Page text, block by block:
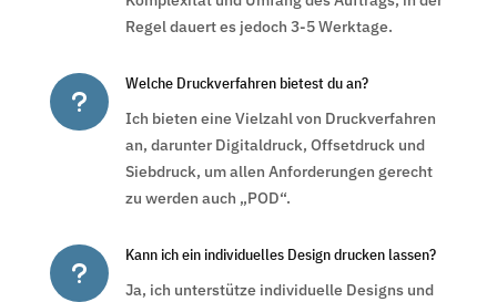
Regel dauert es jedoch 3-5 Werktage.
u
Welche Druckverfahren bietest du an?
Ich bieten eine Vielzahl von Druckverfahren
an, darunter Digitaldruck, Offsetdruck und
Siebdruck, um allen Anforderungen gerecht
zu werden auch „POD“.
u
Kann ich ein individuelles Design drucken lassen?
Ja, ich unterstütze individuelle Designs und